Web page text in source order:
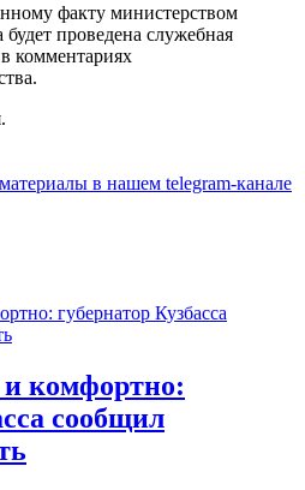
факту министерством
будет проведена служебная
комментариях
в нашем telegram-канале
и комфортно:
сообщил